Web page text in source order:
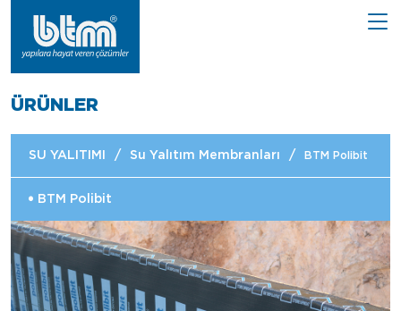
ÜRÜNLER
SU YALITIMI / Su Yalıtım Membranları / BTM Polibit
BTM Polibit